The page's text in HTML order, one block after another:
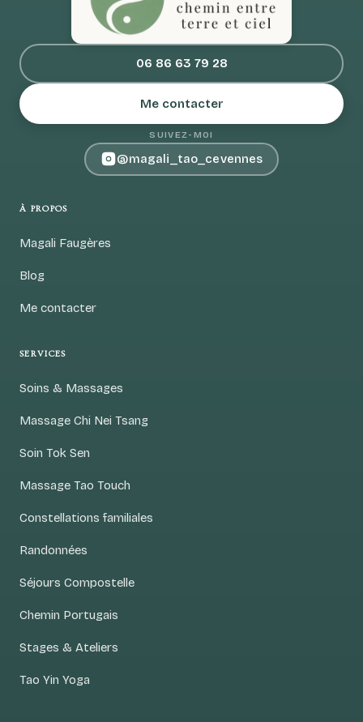
06 86 63 79 28
Me contacter
SUIVEZ-MOI
@magali_tao_cevennes
À PROPOS
Magali Faugères
Blog
Me contacter
SERVICES
Soins & Massages
Massage Chi Nei Tsang
Soin Tok Sen
Massage Tao Touch
Constellations familiales
Randonnées
Séjours Compostelle
Chemin Portugais
Stages & Ateliers
Tao Yin Yoga